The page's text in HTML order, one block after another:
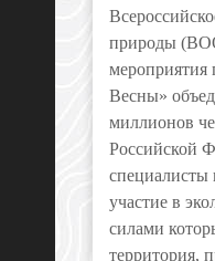
природы
мероприятия
Весны»
миллионов
Российской
специалисты
участие в
силами
территория,